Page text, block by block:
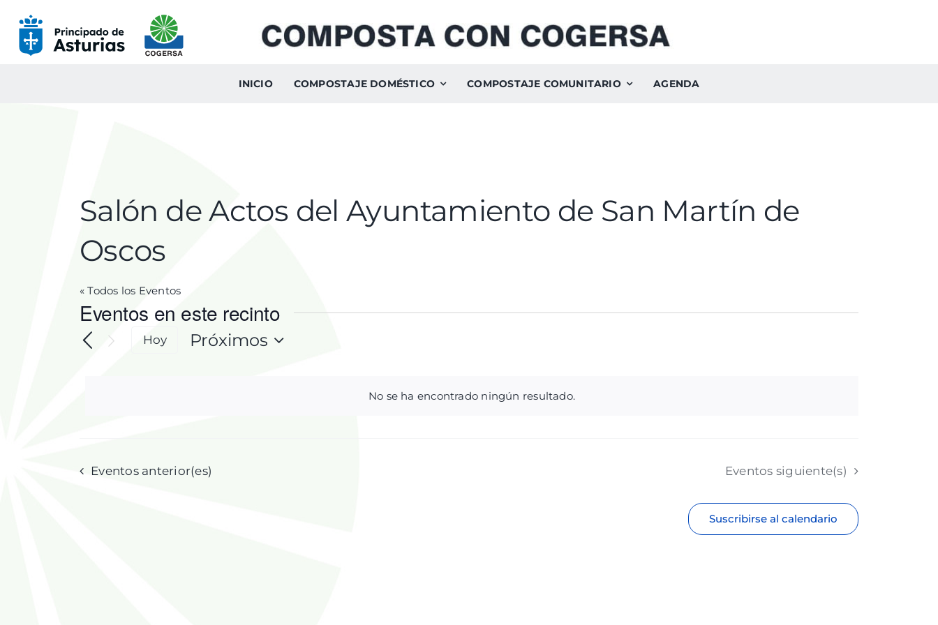
content
INICIO COMPOSTAJE DOMÉSTICO COMPOSTAJE COMUNITARIO AGENDA
Salón de Actos del Ayuntamiento de San Martín de
Oscos
« Todos los Eventos
Eventos en este recinto
Aviso
No se ha encontrado ningún resultado.
Hoy
Próximos
Eventosanterior(es) Eventos siguiente(s)
Suscribirse al calendario